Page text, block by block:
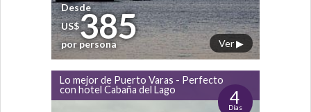
Ver ▶
Desde
US$385
por persona
Lo mejor de Puerto Varas - Perfecto
con hotel Cabaña del Lago
4
Días